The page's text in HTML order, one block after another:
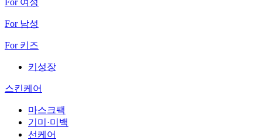
For 남성
For 키즈
키성장
스킨케어
마스크팩
기미·미백
선케어